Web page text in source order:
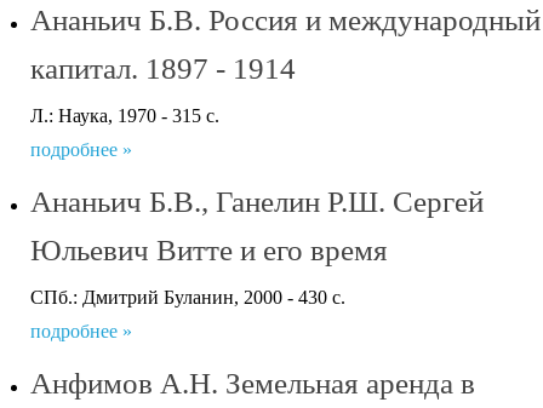
Ананьич Б.В. Россия и международный
капитал. 1897 - 1914
Л.: Наука, 1970 - 315 с.
подробнее »
Ананьич Б.В., Ганелин Р.Ш. Сергей
Юльевич Витте и его время
СПб.: Дмитрий Буланин, 2000 - 430 с.
подробнее »
Анфимов А.Н. Земельная аренда в